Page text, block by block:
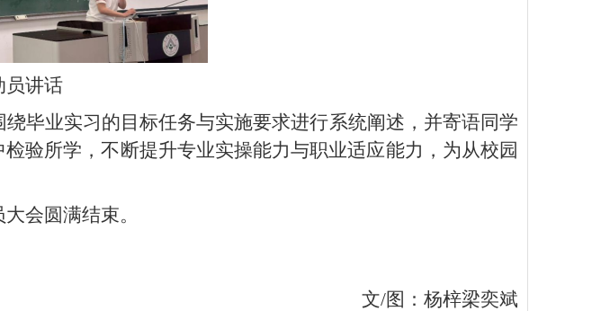
员讲话
绕毕业实习的目标任务与实施要求进行系统阐述，并寄语同学
验所学，不断提升专业实操能力与职业适应能力，为从校园
大会圆满结束。
文/图 ：杨梓梁奕斌